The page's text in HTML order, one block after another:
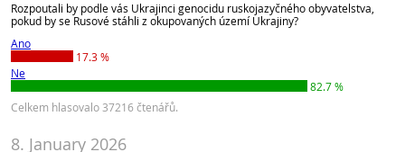
Rozpoutali by podle vás Ukrajinci genocidu ruskojazyčného obyvatelstva,
pokud by se Rusové stáhli z okupovaných území Ukrajiny?
Ano
17.3 %
Ne
82.7 %
Celkem hlasovalo 37216 čtenářů.
8. January 2026